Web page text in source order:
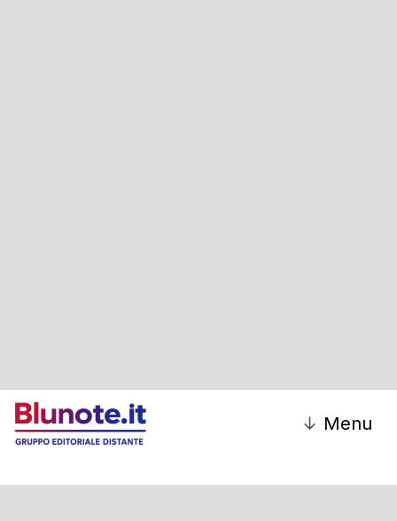
↓ Menu